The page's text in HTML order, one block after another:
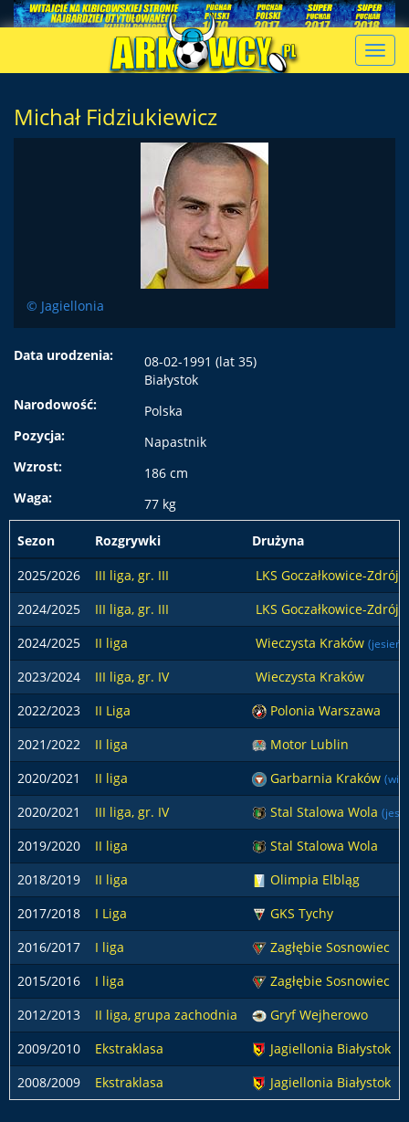
Michał Fidziukiewicz
© Jagiellonia
Data urodzenia:
08-02-1991 (lat 35)
Białystok
Narodowość:
Polska
Pozycja:
Napastnik
Wzrost:
186 cm
Waga:
77 kg
Sezon Rozgrywki
Drużyna
2025/2026
III liga, gr. III
LKS Goczałkowice-Zdrój
2024/2025
III liga, gr. III LKS Goczałkowice-Zdrój
2024/2025 II liga Wieczysta Kraków (jesień)
2023/2024 III liga, gr. IV
Wieczysta Kraków
2022/2023
II Liga
Polonia Warszawa
2021/2022
II liga
Motor Lublin
2020/2021
II liga Garbarnia Kraków
2020/2021 III liga, gr. IV Stal Stalowa Wola
2019/2020 II liga
Stal Stalowa Wola
2018/2019
II liga
Olimpia Elbląg
2017/2018
I Liga
GKS Tychy
2016/2017
I liga
Zagłębie Sosnowiec
2015/2016
I liga
Zagłębie Sosnowiec
2012/2013
II liga, grupa zachodnia
Gryf Wejherowo
2009/2010
Ekstraklasa
Jagiellonia Białystok
2008/2009
Ekstraklasa Jagiellonia Białystok